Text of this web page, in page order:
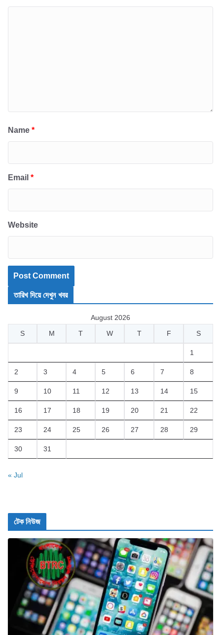
Name *
Email *
Website
তারিখ দিয়ে দেখুন খবর
August 2026
S
M T W T F S
1
2 3 4 5 6 7 8
9 10 11 12 13 14 15
16 17 18 19 20 21 22
23 24 25 26 27 28 29
30 31
« Jul
টেক নিউজ